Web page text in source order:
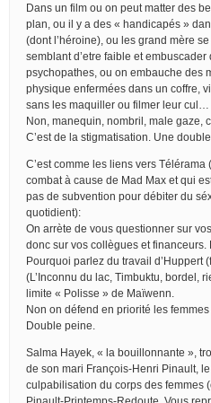
Dans un film ou on peut matter des
plan, ou il y a des « handicapés »
(dont l’héroine), ou les grand mère
semblant d’etre faible et
psychopathes, ou on embauche des
physique enfermées dans un coffre,
sans les maquiller ou filmer leur cul…
Non, manequin, nombril, male gaze,
C’est de la stigmatisation. Une
C’est comme les liens vers
combat à cause de Mad Max et qui
pas de subvention pour débiter du
quotidient):
On arrète de vous questionner sur
donc sur vos collègues et financeurs.
Pourquoi parlez du travail d’Huppert
(L’Inconnu du lac, Timbuktu, bordel,
limite « Polisse » de Maïwenn.
Non on défend en priorité les femmes
Double peine.
Salma Hayek, « la bouillonnante »,
de son mari François-Henri Pinault,
culpabilisation du corps des femmes